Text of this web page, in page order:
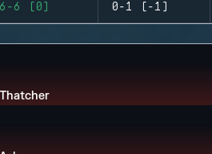
6-6 (0) 0-1 (-1)